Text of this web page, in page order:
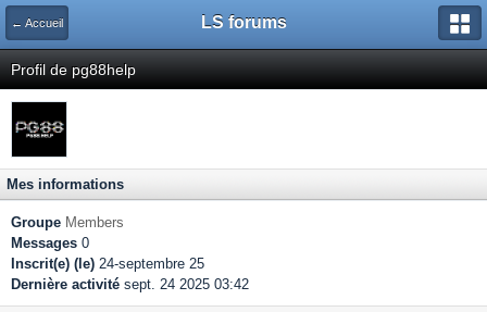
← Accueil LS forums
Profil de pg88help
Mes informations
Groupe Members
Messages 0
Inscrit(e) (le) 24-septembre 25
Dernière activité sept. 24 2025 03:42